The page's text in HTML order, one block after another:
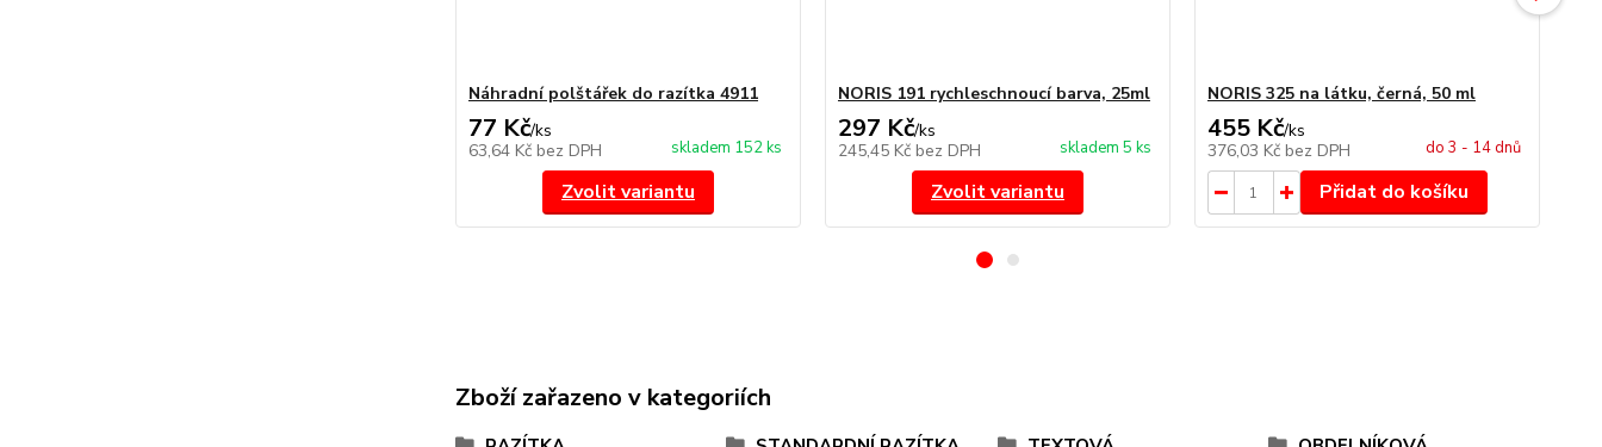
Náhradní polštářek do razítka 4911
77 Kč/ks
63,64 Kč bez DPH skladem 152 ks
Zvolit variantu
NORIS 191 rychleschnoucí barva, 25ml
297 Kč/ks
245,45 Kč bez DPH skladem 5 ks
Zvolit variantu
NORIS 325 na látku, černá, 50 ml
455 Kč/ks
376,03 Kč bez DPH do 3 - 14 dnů
Přidat do košíku
Zboží zařazeno v kategoriích